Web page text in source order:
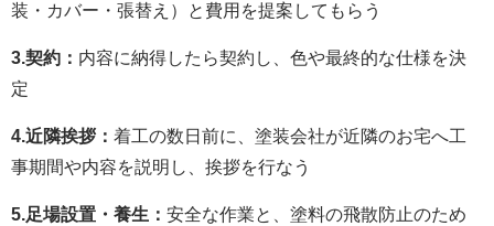
装・カバー・張替え）と費用を提案してもらう
3.契約： 内容に納得したら契約し、色や最終的な仕様を決
定
4.近隣挨拶： 着工の数日前に、塗装会社が近隣のお宅へ工
事期間や内容を説明し、挨拶を行なう
5.足場設置・養生： 安全な作業と、塗料の飛散防止のため